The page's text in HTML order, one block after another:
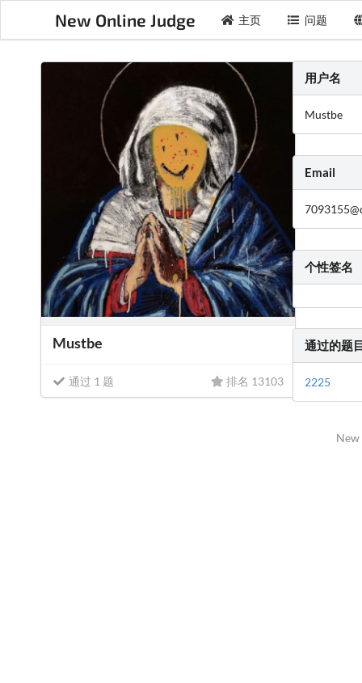
New Online Judge 主页 问题
Mustbe
通过 1 题 排名 13103
用户名
Mustbe
Email
个性签名
通过的题
2225